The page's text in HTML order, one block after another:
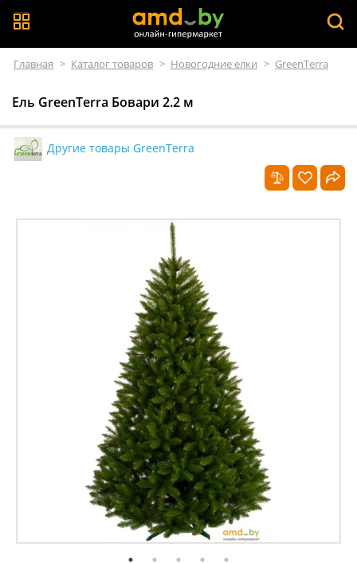
Главная > Каталог товаров > Новогодние елки > GreenTerra
Ель GreenTerra Бовари 2.2 м
Другие товары GreenTerra